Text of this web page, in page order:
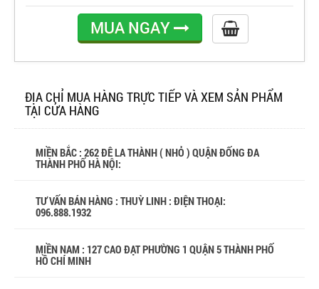
MUA NGAY
ĐỊA CHỈ MUA HÀNG TRỰC TIẾP VÀ XEM SẢN PHẨM
TẠI CỬA HÀNG
MIỀN BẮC : 262 ĐÊ LA THÀNH ( NHỎ ) QUẬN ĐỐNG ĐA
THÀNH PHỐ HÀ NỘI:
TƯ VẤN BÁN HÀNG : THUỲ LINH : ĐIỆN THOẠI:
096.888.1932
MIỀN NAM : 127 CAO ĐẠT PHƯỜNG 1 QUẬN 5 THÀNH PHỐ
HỒ CHÍ MINH